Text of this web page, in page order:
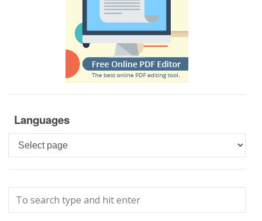
Languages
Languages